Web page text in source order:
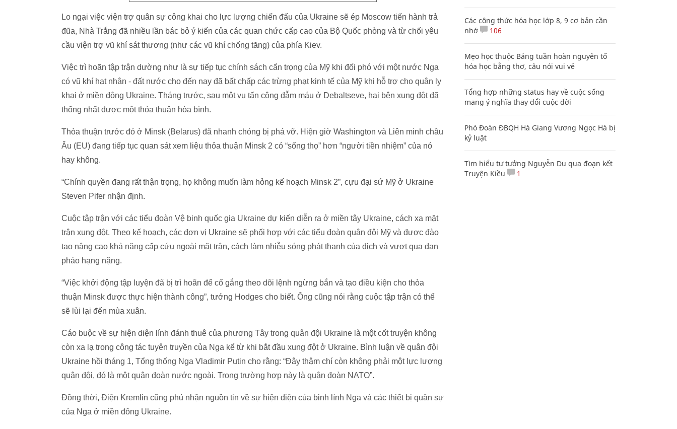
Lo ngại việc viện trợ quân sự công khai cho lực lượng chiến đấu của Ukraine sẽ ép Moscow tiến hành trả
đũa, Nhà Trắng đã nhiều lần bác bỏ ý kiến của các quan chức cấp cao của Bộ Quốc phòng và từ chối yêu
cầu viện trợ vũ khí sát thương (như các vũ khí chống tăng) của phía Kiev.
Việc trì hoãn tập trận dường như là sự tiếp tục chính sách cẩn trọng của Mỹ khi đối phó với một nước Nga
có vũ khí hạt nhân - đất nước cho đến nay đã bất chấp các trừng phạt kinh tế của Mỹ khi hỗ trợ cho quân ly
khai ở miền đông Ukraine. Tháng trước, sau một vụ tấn công đẫm máu ở Debaltseve, hai bên xung đột đã
thống nhất được một thỏa thuận hòa bình.
Thỏa thuận trước đó ở Minsk (Belarus) đã nhanh chóng bị phá vỡ. Hiện giờ Washington và Liên minh châu
Âu (EU) đang tiếp tục quan sát xem liệu thỏa thuận Minsk 2 có “sống thọ” hơn “người tiền nhiệm” của nó
hay không.
“Chính quyền đang rất thận trọng, họ không muốn làm hỏng kế hoạch Minsk 2”, cựu đại sứ Mỹ ở Ukraine
Steven Pifer nhận định.
Cuộc tập trận với các tiểu đoàn Vệ binh quốc gia Ukraine dự kiến diễn ra ở miền tây Ukraine, cách xa mặt
trận xung đột. Theo kế hoạch, các đơn vị Ukraine sẽ phối hợp với các tiểu đoàn quân đội Mỹ và được đào
tạo nâng cao khả năng cấp cứu ngoài mặt trận, cách làm nhiễu sóng phát thanh của địch và vượt qua đạn
pháo hạng nặng.
“Việc khởi động tập luyện đã bị trì hoãn để cố gắng theo dõi lệnh ngừng bắn và tạo điều kiện cho thỏa
thuận Minsk được thực hiện thành công”, tướng Hodges cho biết. Ông cũng nói rằng cuộc tập trận có thể
sẽ lùi lại đến mùa xuân.
Cáo buộc về sự hiện diện lính đánh thuê của phương Tây trong quân đội Ukraine là một cốt truyện không
còn xa lạ trong công tác tuyên truyền của Nga kể từ khi bắt đầu xung đột ở Ukraine. Bình luận về quân đội
Ukraine hồi tháng 1, Tổng thống Nga Vladimir Putin cho rằng: “Đây thậm chí còn không phải một lực lượng
quân đội, đó là một quân đoàn nước ngoài. Trong trường hợp này là quân đoàn NATO”.
Đồng thời, Điện Kremlin cũng phủ nhận nguồn tin về sự hiện diện của binh lính Nga và các thiết bị quân sự
của Nga ở miền đông Ukraine.
Các công thức hóa học lớp 8, 9 cơ bản cần
nhớ
106
Mẹo học thuộc Bảng tuần hoàn nguyên tố
hóa học bằng thơ, câu nói vui vẻ
Tổng hợp những status hay về cuộc sống
mang ý nghĩa thay đổi cuộc đời
Phó Đoàn ĐBQH Hà Giang Vương Ngọc Hà bị
kỷ luật
Tìm hiểu tư tưởng Nguyễn Du qua đoạn kết
Truyện Kiều
1